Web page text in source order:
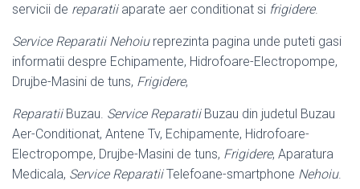
servicii de reparatiiaparate aer conditionat si frigidere.
Service Reparatii Nehoiureprezinta pagina unde puteti gasi
informatii despre Echipamente, Hidrofoare-Electropompe,
Drujbe-Masini de tuns, Frigidere,
ReparatiiBuzau. Service ReparatiiBuzau din judetul Buzau
Aer-Conditionat, Antene Tv, Echipamente, Hidrofoare-
Electropompe, Drujbe-Masini de tuns, Frigidere, Aparatura
Medicala, Service ReparatiiTelefoane-smartphone Nehoiu.